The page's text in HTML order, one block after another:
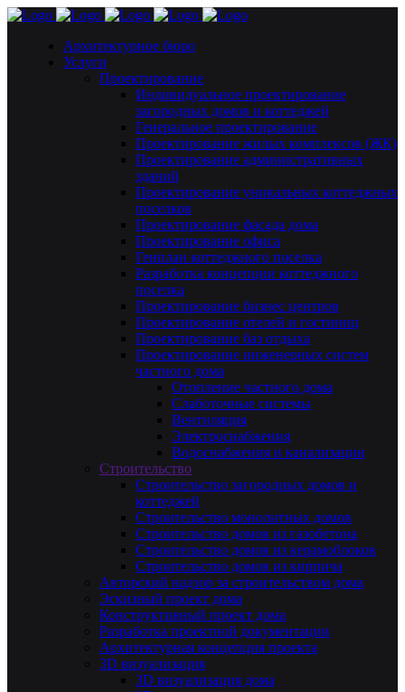
Архитектурное бюро
Услуги
Проектирование
Индивидуальное проектирование
загородных домов и коттеджей
Генеральное проектирование
Проектирование жилых комплексов (ЖК)
Проектирование административных
зданий
Проектирование уникальных коттеджных
поселков
Проектирование фасада дома
Проектирование офиса
Генплан коттеджного поселка
Разработка концепции коттеджного
поселка
Проектирование бизнес центров
Проектирование отелей и гостиниц
Проектирование баз отдыха
Проектирование инженерных систем
частного дома
Отопление частного дома
Слаботочные системы
Вентиляция
Электроснабжения
Водоснабжения и канализации
Строительство
Строительство загородных домов и
коттеджей
Строительство монолитных домов
Строительство домов из газобетона
Строительство домов из керамоблоков
Строительство домов из кирпича
Авторский надзор за строительством дома
Эскизный проект дома
Конструктивный проект дома
Разработка проектной документации
Архитектурная концепция проекта
3D визуализация
3D визуализация дома